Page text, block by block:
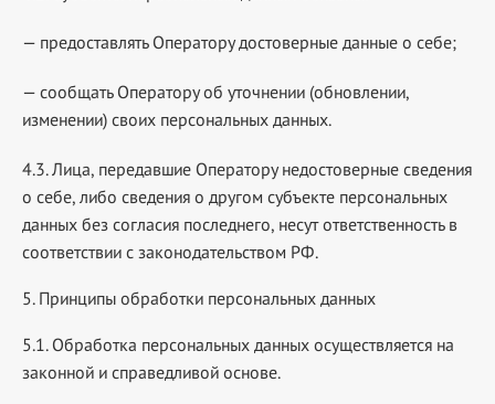
— предоставлять Оператору достоверные данные о себе;
— сообщать Оператору об уточнении (обновлении,
изменении) своих персональных данных.
4.3. Лица, передавшие Оператору недостоверные сведения
о себе, либо сведения о другом субъекте персональных
данных без согласия последнего, несут ответственность в
соответствии с законодательством РФ.
5. Принципы обработки персональных данных
5.1. Обработка персональных данных осуществляется на
законной и справедливой основе.